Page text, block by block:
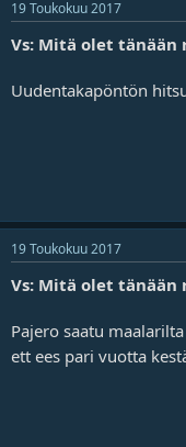
19 Toukokuu 2017
Vs: Mitä olet tänään
Uudentakapöntön
19 Toukokuu 2017
Vs: Mitä olet tänään
Pajero saatu
ett ees pari vuotta